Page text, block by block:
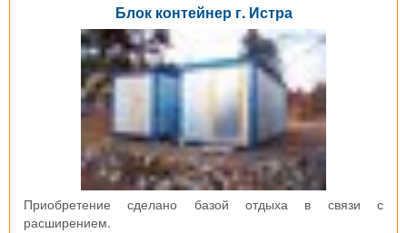
Блок контейнер г. Истра
Приобретение сделано базой отдыха в связи с
расширением.